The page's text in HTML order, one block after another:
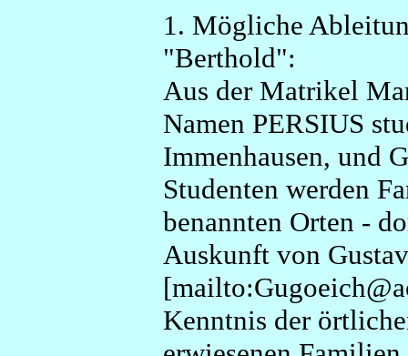
1. Mögliche
"Berthold":
Aus der Matrikel
Namen PERSIUS
Immenhausen, und
Studenten werden
benannten Orten -
Auskunft von
Kenntnis der